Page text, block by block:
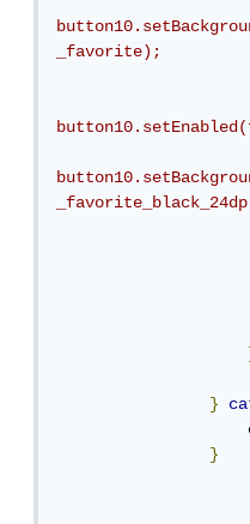
_favorite);
}
}